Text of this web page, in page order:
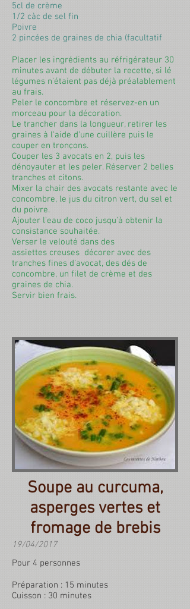
5cl de crème
1/2 càc de sel fin
Poivre
2 pincées de graines de chia (facultatif
Placer les ingrédients au réfrigérateur 30
minutes avant de débuter la recette, si lé
légumes n'étaient pas déjà préalablement
au frais.
Peler le concombre et réservez-en un
morceau pour la décoration.
Le trancher dans la longueur, retirer les
graines à l'aide d'une cuillère puis le
couper en tronçons.
Couper les 3 avocats en 2, puis les
dénoyauter et les peler. Réserver 2 belles
tranches et citons.
Mixer la chair des avocats restante avec le
concombre, le jus du citron vert, du sel et
du poivre.
Ajouter l'eau de coco jusqu'à obtenir la
consistance souhaitée.
Verser le velouté dans des
assiettes creuses décorer avec des
tranches fines d'avocat, des dés de
concombre, un filet de crème et des
graines de chia.
Servir bien frais.
Soupe au curcuma,
asperges vertes et
fromage de brebis
19/04/2017
Pour 4 personnes
Préparation : 15 minutes
Cuisson : 30 minutes